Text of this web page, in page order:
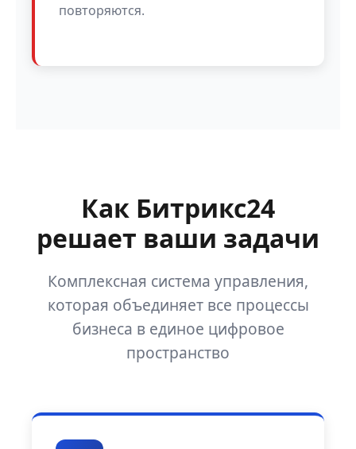
повторяются.
Как Битрикс24
решает ваши задачи
Комплексная система управления,
которая объединяет все процессы
бизнеса в единое цифровое
пространство